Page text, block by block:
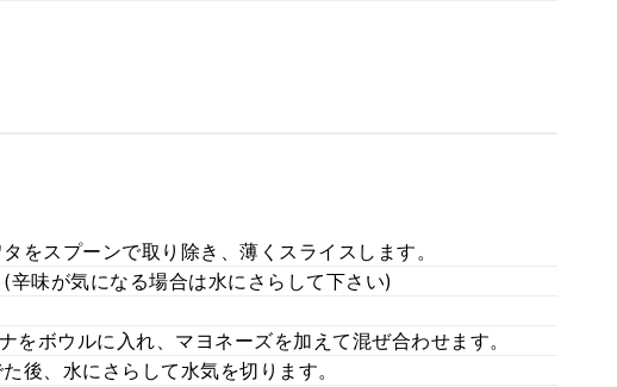
をスプーンで取り除き、薄くスライスします。
味が気になる場合は水にさらして下さい)
をボウルに入れ、マヨネーズを加えて混ぜ合わせます。
後、水にさらして水気を切ります。